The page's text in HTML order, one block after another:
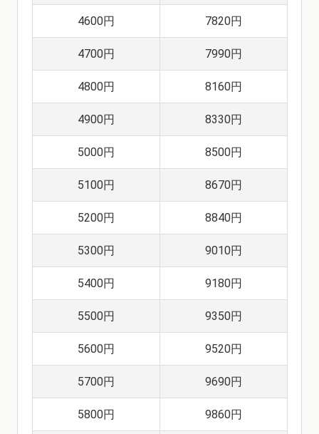
4600円 7820円
4700円 7990円
4800円 8160円
4900円 8330円
5000円 8500円
5100円 8670円
5200円 8840円
5300円 9010円
5400円 9180円
5500円 9350円
5600円 9520円
5700円 9690円
5800円 9860円